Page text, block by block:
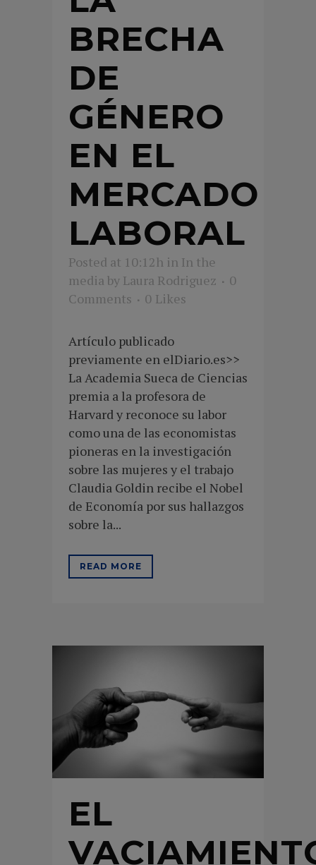
BRECHA
DE
GÉNERO
EN EL
MERCADO
LABORAL
Posted at 10:12h in In the
media by Laura Rodriguez
0
Comments
0 Likes
Artículo publicado
previamente en elDiario.es>>
La Academia Sueca de Ciencias
premia a la profesora de
Harvard y reconoce su labor
como una de las economistas
pioneras en la investigación
sobre las mujeres y el trabajo
Claudia Goldin recibe el Nobel
de Economía por sus hallazgos
sobre la...
READ MORE
EL